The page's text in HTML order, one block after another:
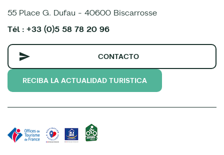
55 Place G. Dufau - 40600 Biscarrosse
Tél : +33 (0)5 58 78 20 96
CONTACTO
RECIBA LA ACTUALIDAD TURISTICA